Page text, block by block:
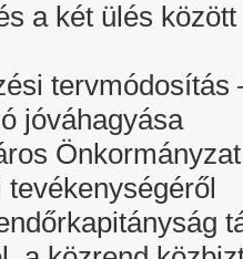
a két ülés
tervmódosítás
jóváhagyása